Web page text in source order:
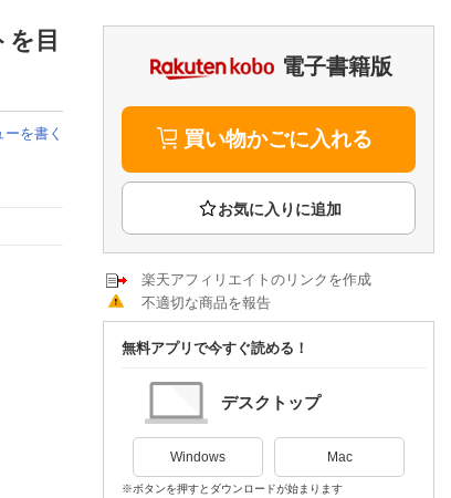
楽天TV
動画配信ガイド
Rakuten PLAY
Rチャンネル
楽天チケット
エンタメニュース
推し楽
目
ーを書く
電子書籍版
買い物かごに入れる
楽天アフィリエイトのリンクを作成
不適切な商品を報告
無料アプリで今すぐ読める！
デスクトップ
Windows Mac
※ボタンを押すとダウンロードが始まります